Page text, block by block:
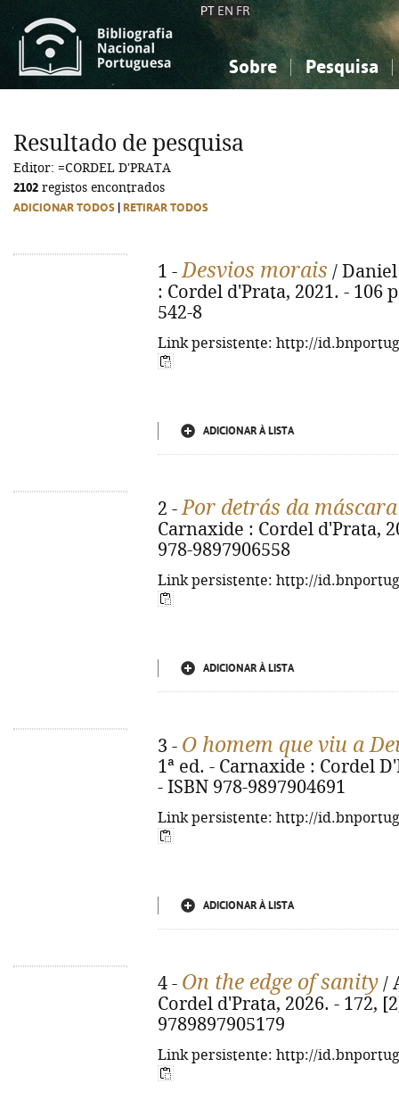
PT EN FR
Sobre Pesquisa
Ciências sociais...
Ciências sociais...
Resultado de pesquisa
Editor: =CORDEL D'PRATA
2102 registos encontrados
ADICIONAR TODOS RETIRAR TODOS
1 -Desvios morais /
: Cordel d'Prata, 2021. - 106
542-8
Link persistente: http://
ADICIONAR À LISTA
2 -Por detrás da máscara
Carnaxide : Cordel d'Prata,
978-9897906558
Link persistente: http://
ADICIONAR À LISTA
3 - O homem que viu a
1ª ed. - Carnaxide : Cordel
- ISBN 978-9897904691
Link persistente: http://
ADICIONAR À LISTA
4 - On the edge of sanity /
Cordel d'Prata, 2026. - 172,
9789897905179
Link persistente: http://